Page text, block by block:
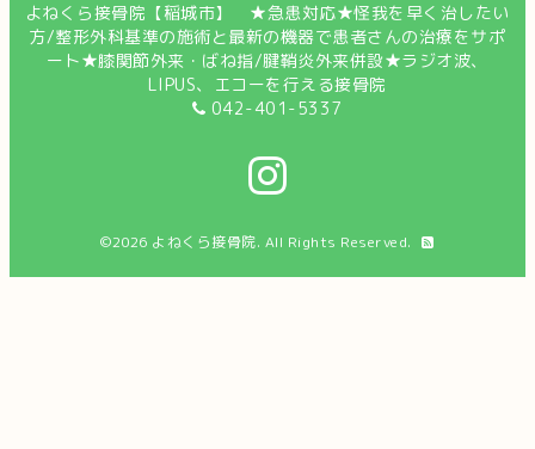
よねくら接骨院【稲城市】 ★急患対応★怪我を早く治したい
方/整形外科基準の施術と最新の機器で患者さんの治療をサポ
ート★膝関節外来・ばね指/腱鞘炎外来併設★ラジオ波、
LIPUS、エコーを行える接骨院
042-401-5337
©2026 よねくら接骨院. All Rights Reserved.